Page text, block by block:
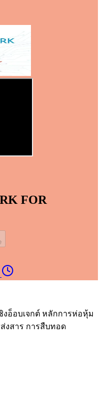
FOR
อ็อบเจกต์ หลักการห่อหุ้ม
งสาร การสืบทอด